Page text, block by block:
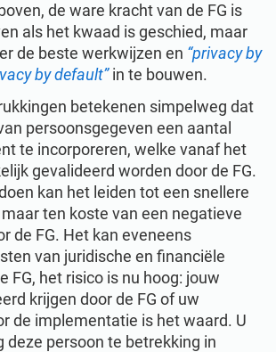
de ware kracht van de FG is
als het kwaad is geschied, maar
de beste werkwijzen en “privacy by
by default”in te bouwen.
betekenen simpelweg dat
persoonsgegeven een aantal
te incorporeren, welke vanaf het
gevalideerd worden door de FG.
kan het leiden tot een snellere
ten koste van een negatieve
de FG. Het kan eveneens
van juridische en financiële
FG, het risico is nu hoog: jouw
krijgen door de FG of uw
de implementatie is het waard. U
deze persoon te betrekking in